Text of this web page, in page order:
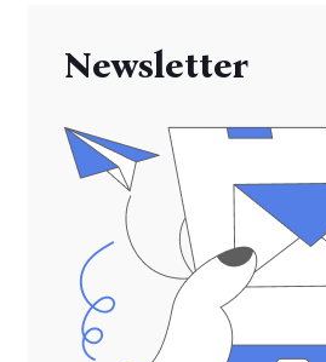
Newsletter